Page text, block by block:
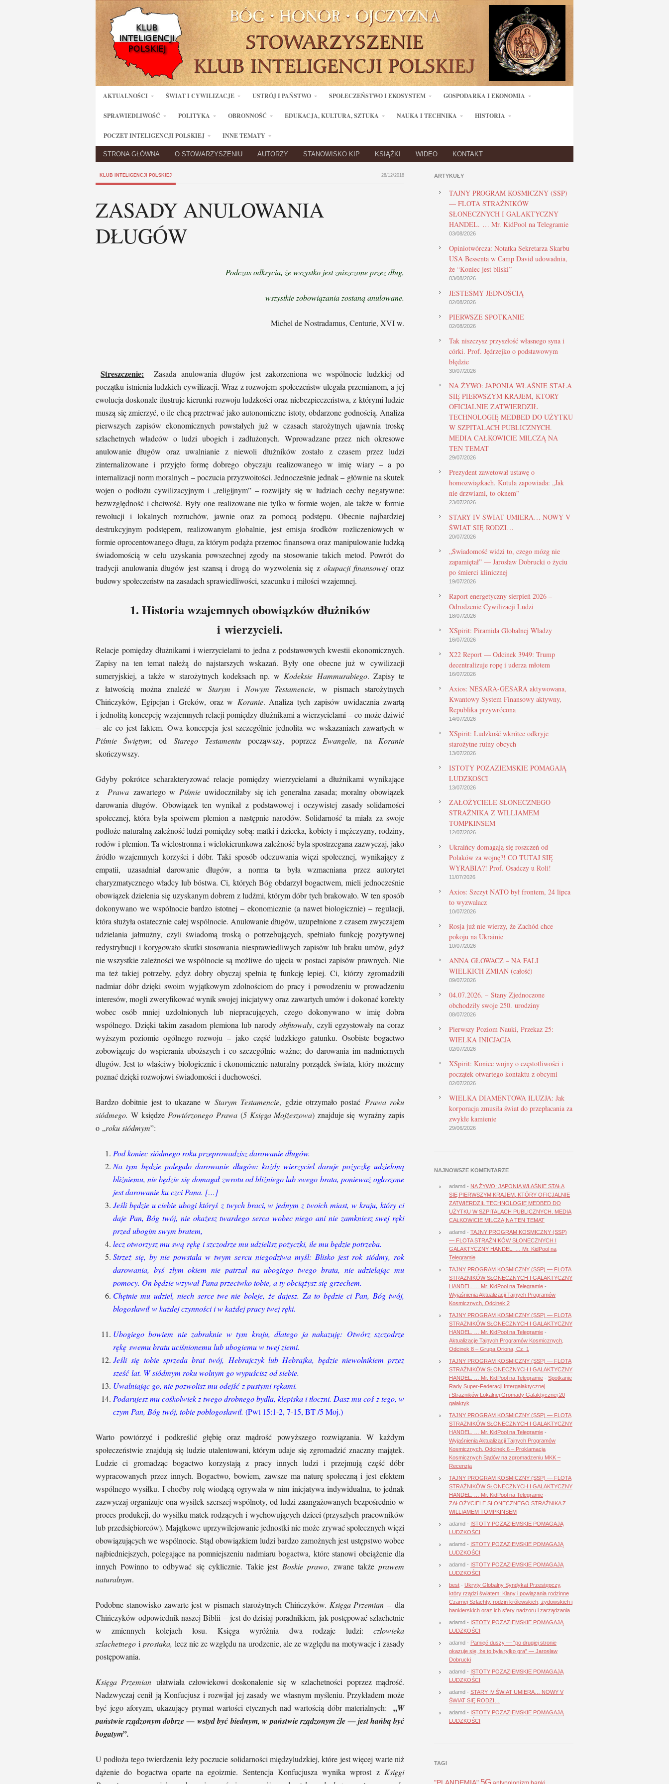
AKTUALNOŚCI ŚWIAT I CYWILIZACJE USTRÓJ I PAŃSTWO SPOŁECZEŃSTWO I EKOSYSTEM GOSPODARKA I EKONOMIA
SPRAWIEDLIWOŚĆ POLITYKA OBRONNOŚĆ EDUKACJA, KULTURA, SZTUKA NAUKA I TECHNIKA HISTORIA
POCZET INTELIGENCJI POLSKIEJ INNE TEMATY
STRONA GŁÓWNA O STOWARZYSZENIU AUTORZY STANOWISKO KIP KSIĄŻKI WIDEO KONTAKT
KLUB INTELIGENCJI POLSKIEJ 28/12/2018
ZASADY ANULOWANIA
DŁUGÓW
Podczas odkrycia, że wszystko jest zniszczone przez dług,
wszystkie zobowiązania zostaną anulowane.
Michel de Nostradamus, Centurie, XVI w.
Streszczenie: Zasada anulowania długów jest zakorzeniona we wspólnocie ludzkiej od
początku istnienia ludzkich cywilizacji. Wraz z rozwojem społeczeństw ulegała przemianom, a jej
ewolucja doskonale ilustruje kierunki rozwoju ludzkości oraz niebezpieczeństwa, z którymi ludzie
muszą się zmierzyć, o ile chcą przetrwać jako autonomiczne istoty, obdarzone godnością. Analiza
pierwszych zapisów ekonomicznych powstałych już w czasach starożytnych ujawnia troskę
szlachetnych władców o ludzi ubogich i zadłużonych. Wprowadzane przez nich okresowe
anulowanie długów oraz uwalnianie z niewoli dłużników zostało z czasem przez ludzi
zinternalizowane i przyjęło formę dobrego obyczaju realizowanego w imię wiary – a po
internalizacji norm moralnych – poczucia przyzwoitości. Jednocześnie jednak – głównie na skutek
wojen o podłożu cywilizacyjnym i „religijnym” – rozwijały się w ludziach cechy negatywne:
bezwzględność i chciwość. Były one realizowane nie tylko w formie wojen, ale także w formie
rewolucji i lokalnych rozruchów, jawnie oraz za pomocą podstępu. Obecnie najbardziej
destrukcyjnym podstępem, realizowanym globalnie, jest emisja środków rozliczeniowych w
formie oprocentowanego długu, za którym podąża przemoc finansowa oraz manipulowanie ludzką
świadomością w celu uzyskania powszechnej zgody na stosowanie takich metod. Powrót do
tradycji anulowania długów jest szansą i drogą do wyzwolenia się z okupacji finansowejoraz
budowy społeczeństw na zasadach sprawiedliwości, szacunku i miłości wzajemnej.
1. Historia wzajemnych obowiązków dłużników
i wierzycieli.
Relacje pomiędzy dłużnikami i wierzycielami to jedna z podstawowych kwestii ekonomicznych.
Zapisy na ten temat należą do najstarszych wskazań. Były one obecne już w cywilizacji
sumeryjskiej, a także w starożytnych kodeksach np. w Kodeksie Hammurabiego. Zapisy te
z łatwością można znaleźć wStarym i Nowym Testamencie, w pismach starożytnych
Chińczyków, Egipcjan i Greków, oraz w Koranie. Analiza tych zapisów uwidacznia zwartą
i jednolitą koncepcję wzajemnych relacji pomiędzy dłużnikami a wierzycielami – co może dziwić
– ale co jest faktem. Owa koncepcja jest szczególnie jednolita we wskazaniach zawartych w
Piśmie Świętym; odStarego Testamentupocząwszy, poprzez Ewangelie, na Koranie
skończywszy.
Gdyby pokrótce scharakteryzować relacje pomiędzy wierzycielami a dłużnikami wynikające
z
Prawa zawartego w Piśmieuwidoczniłaby się ich generalna zasada; moralny obowiązek
darowania długów. Obowiązek ten wynikał z podstawowej i oczywistej zasady solidarności
społecznej, która była spoiwem plemion a następnie narodów. Solidarność ta miała za swoje
podłoże naturalną zależność ludzi pomiędzy sobą: matki i dziecka, kobiety i mężczyzny, rodziny,
rodów i plemion. Ta wielostronna i wielokierunkowa zależność była spostrzegana zazwyczaj, jako
źródło wzajemnych korzyści i dóbr. Taki sposób odczuwania więzi społecznej, wynikający z
empatii, uzasadniał darowanie długów, a norma ta była wzmacniana przez autorytet
charyzmatycznego władcy lub bóstwa. Ci, których Bóg obdarzył bogactwem, mieli jednocześnie
obowiązek dzielenia się uzyskanym dobrem z ludźmi, którym dóbr tych brakowało. W ten sposób
dokonywano we wspólnocie bardzo istotnej – ekonomicznie (a nawet biologicznie) – regulacji,
która służyła ostatecznie całej wspólnocie. Anulowanie długów, uzupełnione z czasem zwyczajem
udzielania jałmużny, czyli świadomą troską o potrzebujących, spełniało funkcję pozytywnej
redystrybucji i korygowało skutki stosowania niesprawiedliwych zapisów lub braku umów, gdyż
nie wszystkie zależności we wspólnocie są możliwe do ujęcia w postaci zapisów prawnych. Nie
ma też takiej potrzeby, gdyż dobry obyczaj spełnia tę funkcję lepiej. Ci, którzy zgromadzili
nadmiar dóbr dzięki swoim wyjątkowym zdolnościom do pracy i powodzeniu w prowadzeniu
interesów, mogli zweryfikować wynik swojej inicjatywy oraz zawartych umów i dokonać korekty
wobec osób mniej uzdolnionych lub niepracujących, czego dokonywano w imię dobra
wspólnego. Dzięki takim zasadom plemiona lub narody obfitowały, czyli egzystowały na coraz
wyższym poziomie ogólnego rozwoju – jako część ludzkiego gatunku. Osobiste bogactwo
zobowiązuje do wspierania uboższych i co szczególnie ważne; do darowania im nadmiernych
długów. Jest to właściwy biologicznie i ekonomicznie naturalny porządek świata, który możemy
poznać dzięki rozwojowi świadomości i duchowości.
Bardzo dobitnie jest to ukazane w Starym Testamencie, gdzie otrzymało postać Prawa roku
siódmego.W księdze Powtórzonego Prawa(5 Księga Mojżeszowa) znajduje się wyraźny zapis
o „roku siódmym”:
Pod koniec siódmego roku przeprowadzisz darowanie długów.
Na tym będzie polegało darowanie długów: każdy wierzyciel daruje pożyczkę udzieloną
bliźniemu, nie będzie się domagał zwrotu od bliźniego lub swego brata, ponieważ ogłoszone
jest darowanie ku czci Pana. […]
Jeśli będzie u ciebie ubogi któryś z twych braci, w jednym z twoich miast, w kraju, który ci
daje Pan, Bóg twój, nie okażesz twardego serca wobec niego ani nie zamkniesz swej ręki
przed ubogim swym bratem,
lecz otworzysz mu swą rękę i szczodrze mu udzielisz pożyczki, ile mu będzie potrzeba.
Strzeż się, by nie powstała w twym sercu niegodziwa myśl: Blisko jest rok siódmy, rok
darowania, byś złym okiem nie patrzał na ubogiego twego brata, nie udzielając mu
pomocy. On będzie wzywał Pana przeciwko tobie, a ty obciążysz się grzechem.
Chętnie mu udziel, niech serce twe nie boleje, że dajesz. Za to będzie ci Pan, Bóg twój,
błogosławił w każdej czynności i w każdej pracy twej ręki.
Ubogiego bowiem nie zabraknie w tym kraju, dlatego ja nakazuję: Otwórz szczodrze
rękę swemu bratu uciśnionemu lub ubogiemu w twej ziemi.
Jeśli się tobie sprzeda brat twój, Hebrajczyk lub Hebrajka, będzie niewolnikiem przez
sześć lat. W siódmym roku wolnym go wypuścisz od siebie.
Uwalniając go, nie pozwolisz mu odejść z pustymi rękami.
Podarujesz mu cośkolwiek z twego drobnego bydła, klepiska i tłoczni. Dasz mu coś z tego, w
czym Pan, Bóg twój, tobie pobłogosławił. (Pwt 15:1-2, 7-15, BT /5 Moj.)
Warto powtórzyć i podkreślić głębię oraz mądrość powyższego rozwiązania. W każdym
społeczeństwie znajdują się ludzie utalentowani, którym udaje się zgromadzić znaczny majątek.
Ludzie ci gromadząc bogactwo korzystają z pracy innych ludzi i przejmują część dóbr
wypracowanych przez innych. Bogactwo, bowiem, zawsze ma naturę społeczną i jest efektem
wspólnego wysiłku. I choćby rolę wiodącą ogrywała w nim inicjatywa indywidualna, to jednak
zazwyczaj organizuje ona wysiłek szerszej wspólnoty, od ludzi zaangażowanych bezpośrednio w
proces produkcji, do wysiłku matek rodzących i wychowujących dzieci (przyszłych pracowników
lub przedsiębiorców). Majątkowe uprzywilejowanie jednostki nie może zrywać społecznych więzi
obowiązujących we wspólnocie. Stąd obowiązkiem ludzi bardzo zamożnych jest ustępstwo wobec
najbiedniejszych, polegające na pomniejszeniu nadmiaru bogactwa, które stanowi obciążenie dla
innych Powinno to odbywać się cyklicznie. Takie jest Boskie prawo, zwane takżeprawem
naturalnym.
Podobne stanowisko zawarte jest w pismach starożytnych Chińczyków. Księga Przemian – dla
Chińczyków odpowiednik naszej Biblii – jest do dzisiaj poradnikiem, jak postępować szlachetnie
w zmiennych kolejach losu. Księga wyróżnia dwa rodzaje ludzi: człowieka
szlachetnego iprostaka, lecz nie ze względu na urodzenie, ale ze względu na motywacje i zasady
postępowania.
Księga Przemian ułatwiała człowiekowi doskonalenie się w szlachetności poprzez mądrość.
Nadzwyczaj cenił ją Konfucjusz i rozwijał jej zasady we własnym myśleniu. Przykładem może
być jego aforyzm, ukazujący prymat wartości etycznych nad wartością dóbr materialnych: „W
państwie rządzonym dobrze — wstyd być biednym, w państwie rządzonym źle — jest hańbą być
bogatym”.
U podłoża tego twierdzenia leży poczucie solidarności międzyludzkiej, które jest więcej warte niż
dążenie do bogactwa oparte na egoizmie. Sentencja Konfucjusza wynika wprost z Księgi
ARTYKUŁY
TAJNY PROGRAM KOSMICZNY (SSP)
— FLOTA STRAŻNIKÓW
SŁONECZNYCH I GALAKTYCZNY
HANDEL. … Mr. KidPool na Telegramie
03/08/2026
Opiniotwórcza: Notatka Sekretarza Skarbu
USA Bessenta w Camp David udowadnia,
że “Koniec jest bliski”
03/08/2026
JESTEŚMY JEDNOŚCIĄ
02/08/2026
PIERWSZE SPOTKANIE
02/08/2026
Tak niszczysz przyszłość własnego syna i
córki. Prof. Jędrzejko o podstawowym
błędzie
30/07/2026
NA ŻYWO: JAPONIA WŁAŚNIE STAŁA
SIĘ PIERWSZYM KRAJEM, KTÓRY
OFICJALNIE ZATWIERDZIŁ
TECHNOLOGIĘ MEDBED DO UŻYTKU
W SZPITALACH PUBLICZNYCH.
MEDIA CAŁKOWICIE MILCZĄ NA
TEN TEMAT
29/07/2026
Prezydent zawetował ustawę o
homozwiązkach. Kotula zapowiada: „Jak
nie drzwiami, to oknem”
23/07/2026
STARY IV ŚWIAT UMIERA… NOWY V
ŚWIAT SIĘ RODZI…
20/07/2026
„Świadomość widzi to, czego mózg nie
zapamiętał” — Jarosław Dobrucki o życiu
po śmierci klinicznej
19/07/2026
Raport energetyczny sierpień 2026 –
Odrodzenie Cywilizacji Ludzi
18/07/2026
XSpirit: Piramida Globalnej Władzy
16/07/2026
X22 Report — Odcinek 3949: Trump
decentralizuje ropę i uderza młotem
16/07/2026
Axios: NESARA-GESARA aktywowana,
Kwantowy System Finansowy aktywny,
Republika przywrócona
14/07/2026
XSpirit: Ludzkość wkrótce odkryje
starożytne ruiny obcych
13/07/2026
ISTOTY POZAZIEMSKIE POMAGAJĄ
LUDZKOŚCI
13/07/2026
ZAŁOŻYCIELE SŁONECZNEGO
STRAŻNIKA Z WILLIAMEM
TOMPKINSEM
12/07/2026
Ukraińcy domagają się roszczeń od
Polaków za wojnę?! CO TUTAJ SIĘ
WYRABIA?! Prof. Osadczy u Roli!
11/07/2026
Axios: Szczyt NATO był frontem, 24 lipca
to wyzwalacz
10/07/2026
Rosja już nie wierzy, że Zachód chce
pokoju na Ukrainie
10/07/2026
ANNA GŁOWACZ – NA FALI
WIELKICH ZMIAN (całość)
09/07/2026
04.07.2026. – Stany Zjednoczone
obchodziły swoje 250. urodziny
08/07/2026
Pierwszy Poziom Nauki, Przekaz 25:
WIELKA INICJACJA
02/07/2026
XSpirit: Koniec wojny o częstotliwości i
początek otwartego kontaktu z obcymi
02/07/2026
WIELKA DIAMENTOWA ILUZJA: Jak
korporacja zmusiła świat do przepłacania za
zwykłe kamienie
29/06/2026
NAJNOWSZE KOMENTARZE
adamd - NA ŻYWO: JAPONIA WŁAŚNIE STAŁA
SIĘ PIERWSZYM KRAJEM, KTÓRY OFICJALNIE
ZATWIERDZIŁ TECHNOLOGIĘ MEDBED DO
UŻYTKU W SZPITALACH PUBLICZNYCH. MEDIA
CAŁKOWICIE MILCZĄ NA TEN TEMAT
adamd - TAJNY PROGRAM KOSMICZNY (SSP)
— FLOTA STRAŻNIKÓW SŁONECZNYCH I
GALAKTYCZNY HANDEL. … Mr. KidPool na
Telegramie
TAJNY PROGRAM KOSMICZNY (SSP) — FLOTA
STRAŻNIKÓW SŁONECZNYCH I GALAKTYCZNY
HANDEL. … Mr. KidPool na Telegramie -
Wyjaśnienia Aktualizacji Tajnych Programów
Kosmicznych, Odcinek 2
TAJNY PROGRAM KOSMICZNY (SSP) — FLOTA
STRAŻNIKÓW SŁONECZNYCH I GALAKTYCZNY
HANDEL. … Mr. KidPool na Telegramie -
Aktualizacje Tajnych Programów Kosmicznych,
Odcinek 8 – Grupa Oriona, Cz. 1
TAJNY PROGRAM KOSMICZNY (SSP) — FLOTA
STRAŻNIKÓW SŁONECZNYCH I GALAKTYCZNY
HANDEL. … Mr. KidPool na Telegramie - Spotkanie
Rady Super-Federacji Intergalaktycznej
i Strażników Lokalnej Gromady Galaktycznej 20
galaktyk
TAJNY PROGRAM KOSMICZNY (SSP) — FLOTA
STRAŻNIKÓW SŁONECZNYCH I GALAKTYCZNY
HANDEL. … Mr. KidPool na Telegramie -
Wyjaśnienia Aktualizacji Tajnych Programów
Kosmicznych, Odcinek 6 – Proklamacja
Kosmicznych Sądów na zgromadzeniu MKK –
Recenzja
TAJNY PROGRAM KOSMICZNY (SSP) — FLOTA
STRAŻNIKÓW SŁONECZNYCH I GALAKTYCZNY
HANDEL. … Mr. KidPool na Telegramie -
ZAŁOŻYCIELE SŁONECZNEGO STRAŻNIKA Z
WILLIAMEM TOMPKINSEM
adamd - ISTOTY POZAZIEMSKIE POMAGAJĄ
LUDZKOŚCI
adamd - ISTOTY POZAZIEMSKIE POMAGAJĄ
LUDZKOŚCI
adamd - ISTOTY POZAZIEMSKIE POMAGAJĄ
LUDZKOŚCI
best - Ukryty Globalny Syndykat Przestępczy,
który rządzi światem: Klany i powiązania rodzinne
Czarnej Szlachty, rodzin królewskich, żydowskich i
bankierskich oraz ich sfery nadzoru i zarządzania
adamd - ISTOTY POZAZIEMSKIE POMAGAJĄ
LUDZKOŚCI
adamd - Pamięć duszy — “po drugiej stronie
okazuje się, że to była tylko gra” — Jarosław
Dobrucki
adamd - ISTOTY POZAZIEMSKIE POMAGAJĄ
LUDZKOŚCI
adamd - STARY IV ŚWIAT UMIERA… NOWY V
ŚWIAT SIĘ RODZI…
adamd - ISTOTY POZAZIEMSKIE POMAGAJĄ
LUDZKOŚCI
TAGI
5G